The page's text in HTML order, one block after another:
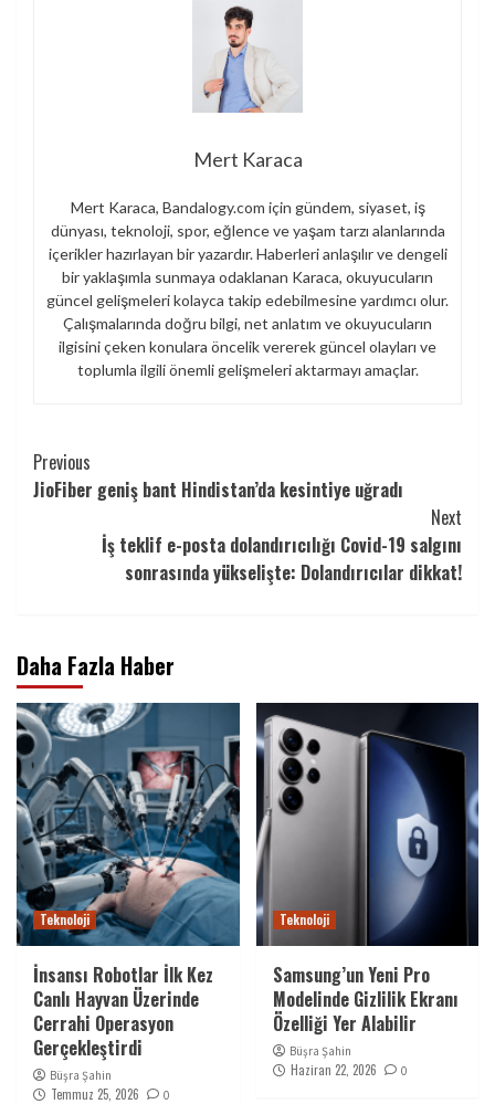
Mert Karaca
Mert Karaca, Bandalogy.com için gündem, siyaset, iş
dünyası, teknoloji, spor, eğlence ve yaşam tarzı alanlarında
içerikler hazırlayan bir yazardır. Haberleri anlaşılır ve dengeli
bir yaklaşımla sunmaya odaklanan Karaca, okuyucuların
güncel gelişmeleri kolayca takip edebilmesine yardımcı olur.
Çalışmalarında doğru bilgi, net anlatım ve okuyucuların
ilgisini çeken konulara öncelik vererek güncel olayları ve
toplumla ilgili önemli gelişmeleri aktarmayı amaçlar.
Continue
Reading
Previous
JioFiber geniş bant Hindistan’da kesintiye uğradı
Next
İş teklif e-posta dolandırıcılığı Covid-19 salgını
sonrasında yükselişte: Dolandırıcılar dikkat!
Daha Fazla Haber
Teknoloji
İnsansı Robotlar İlk Kez
Canlı Hayvan Üzerinde
Cerrahi Operasyon
Gerçekleştirdi
Büşra Şahin
Temmuz 25, 2026 0
Teknoloji
Samsung’un Yeni Pro
Modelinde Gizlilik Ekranı
Özelliği Yer Alabilir
Büşra Şahin
Haziran 22, 2026 0